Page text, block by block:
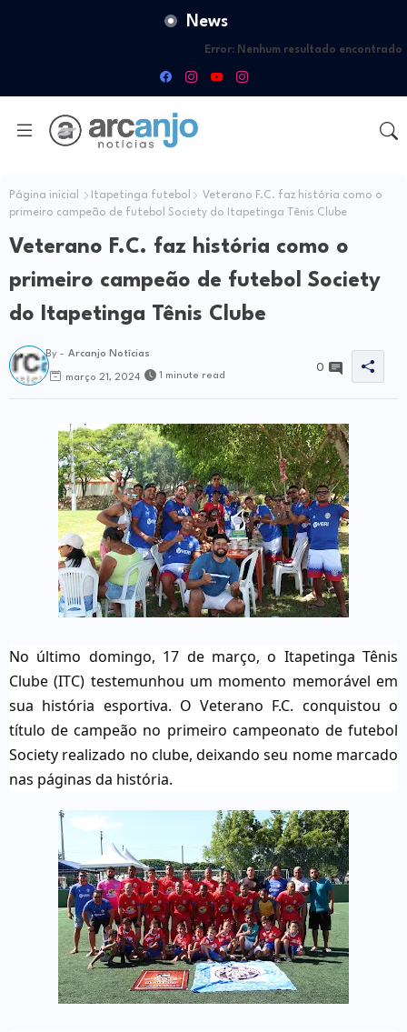
News
Error: Nenhum resultado encontrado
Página inicial Itapetinga futebol
Veterano F.C. faz história como o
primeiro campeão de futebol Society do Itapetinga Tênis Clube
Veterano F.C. faz história como o
primeiro campeão de futebol Society
do Itapetinga Tênis Clube
By - Arcanjo Notícias
março 21, 2024 1 minute read
0
No último domingo, 17 de março, o Itapetinga Tênis
Clube (ITC) testemunhou um momento memorável em
sua história esportiva. O Veterano F.C. conquistou o
título de campeão no primeiro campeonato de futebol
Society realizado no clube, deixando seu nome marcado
nas páginas da história.